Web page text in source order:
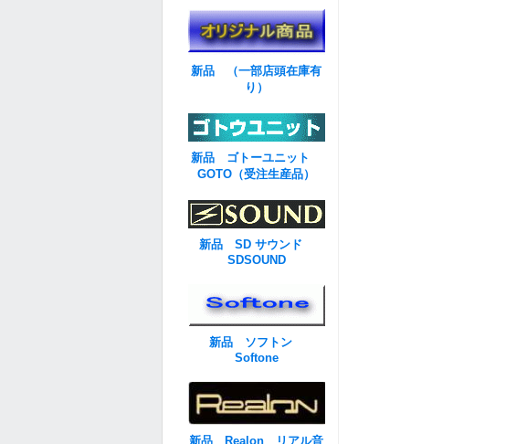
新品 （一部店頭在庫有
り）
新品 ゴトーユニット
GOTO（受注生産品）
新品 SD サウンド
SDSOUND
新品 ソフトン
Softone
新品 Realon リアル音